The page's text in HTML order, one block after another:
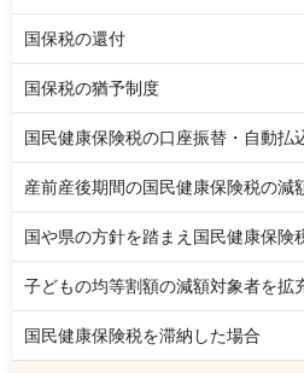
国保税の還付
国保税の猶予制度
国民健康保険税の口座振替・自動払
産前産後期間の国民健康保険税の減
国や県の方針を踏まえ国民健康保険
子どもの均等割額の減額対象者を拡
国民健康保険税を滞納した場合